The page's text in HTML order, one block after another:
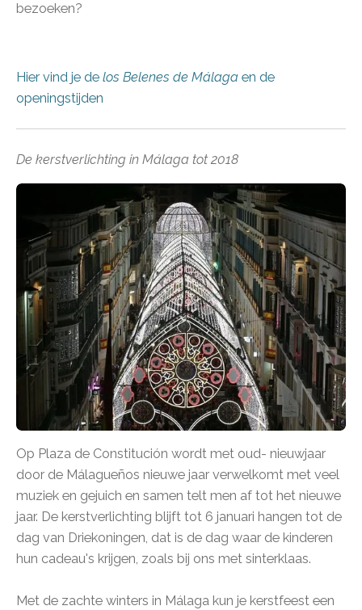
bezoeken?
Hier vind je de los Belenes de Málaga en de
openingstijden
De kerstverlichting in Málaga tot 2018
Op Plaza de Constitución wordt met oud- nieuwjaar
door de Málagueños nieuwe jaar verwelkomt met veel
muziek en gejuich en samen telt men af tot het nieuwe
jaar. De kerstverlichting blijft tot 6 januari hangen tot de
dag van Driekoningen, dat is de dag waar de kinderen
hun cadeau's krijgen, zoals bij ons met sinterklaas.
Met de zachte winters in Málaga kun je kerstfeest een